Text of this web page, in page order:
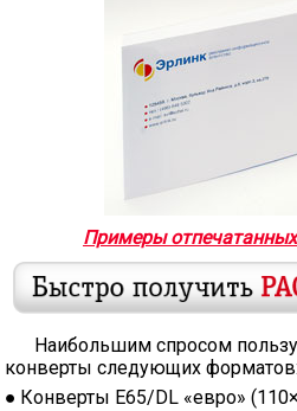
Примеры
Наибольшим спросом
конверты следующих форматов:
Конверты Е65/DL «евро»